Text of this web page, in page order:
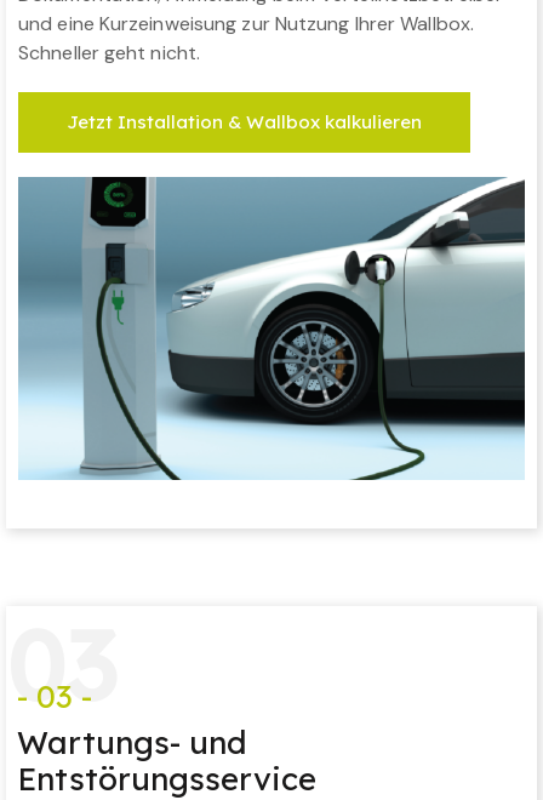
und eine Kurzeinweisung zur Nutzung Ihrer Wallbox.
Schneller geht nicht.
Jetzt Installation & Wallbox kalkulieren
03
- 03 -
Wartungs- und
Entstörungsservice